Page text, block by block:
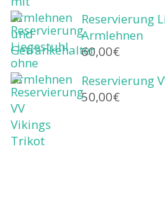
Reservierung
Armlehnen
60,00€
Reservierung
50,00€